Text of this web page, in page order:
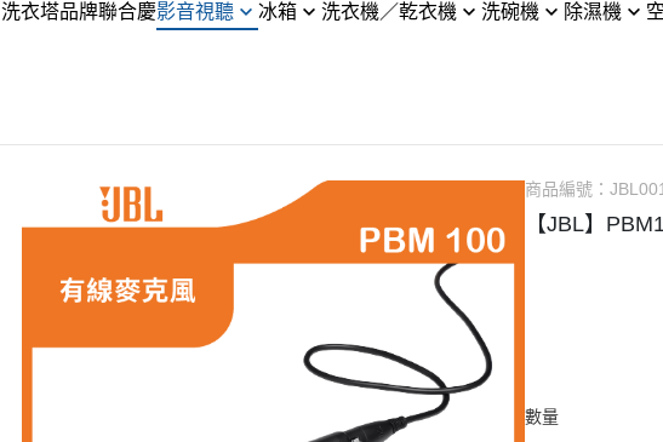
洗衣塔品牌聯合慶影音視聽
SONY 索尼 電視
Panasonic 國際牌 電視
CHIMEI 奇美 電視
PHILIPS 飛利浦 電視
JBL 音響
SONY 索尼 音響
冰箱
Panasonic 國際牌
MITSUBISHI 三菱電機
SAMSUNG 三星
Whirpool 惠而浦
SHARP 夏普
LG 樂金 電子衣櫥
洗衣機／乾衣機
SAMSUNG 三星
Panasonic 國際牌
TOSHIBA 東芝
Whirpool 惠而浦
洗碗機
BOSCH 博西
MIELE 米勒
除濕機
Whirpool 惠而浦
Panasonic 國際牌
Panasonic
商品編號：
【JBL】
數量